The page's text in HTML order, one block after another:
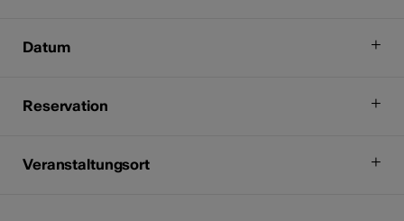
Datum
Reservation
Veranstaltungsort